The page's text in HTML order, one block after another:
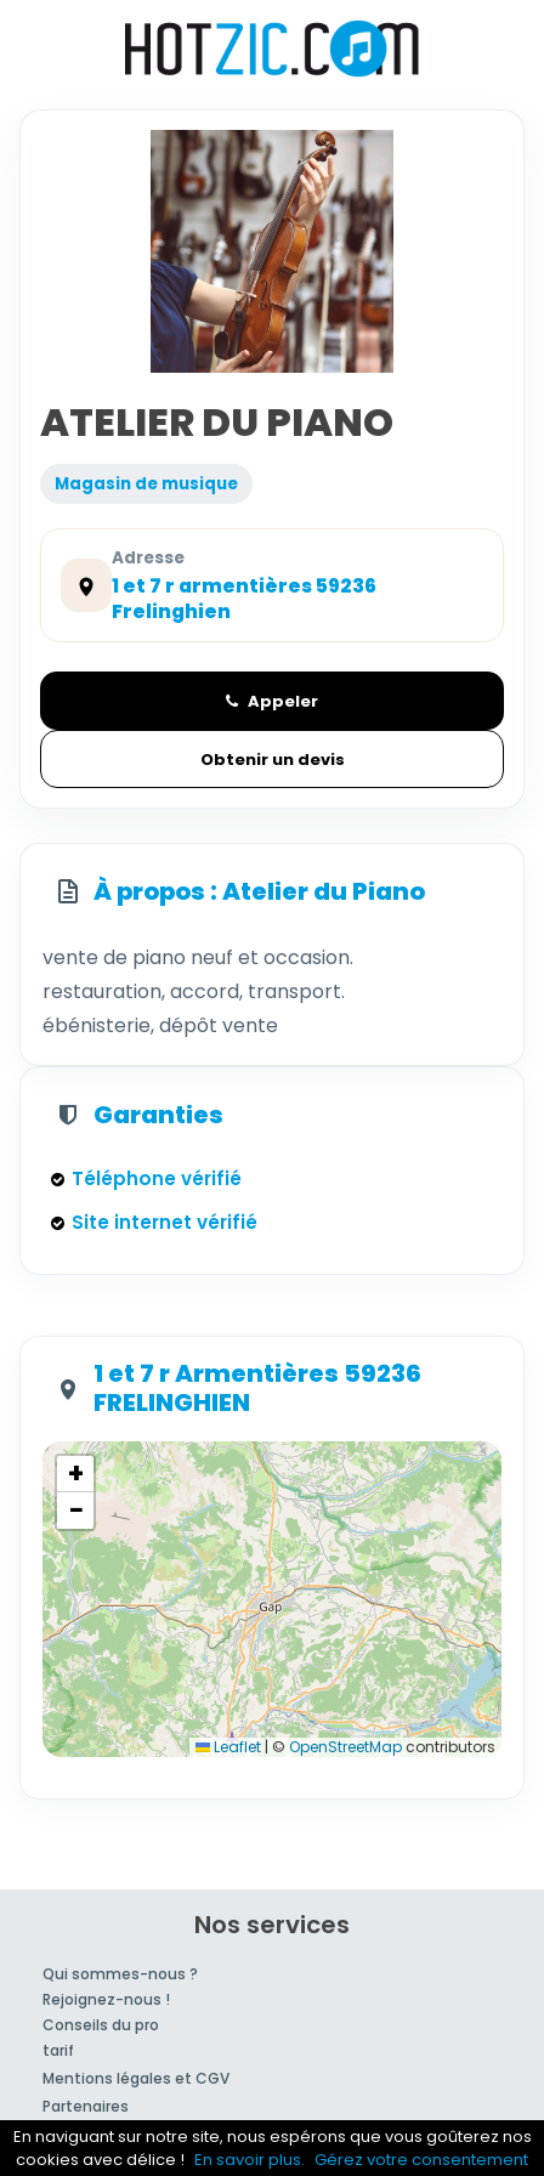
ATELIER DU PIANO
Magasin de musique
Adresse
1 et 7 r armentières 59236
Frelinghien
Appeler
Obtenir un devis
À propos : Atelier du Piano
vente de piano neuf et occasion.
restauration, accord, transport.
ébénisterie, dépôt vente
Garanties
Téléphone vérifié
Site internet vérifié
1 et 7 r Armentières 59236
FRELINGHIEN
+
−
Leaflet | © OpenStreetMapcontributors
Nos services
Qui sommes-nous ?
Rejoignez-nous !
Conseils du pro
tarif
Mentions légales et CGV
Partenaires
© 2007-2026Hotzic
En naviguant sur notre site, nous espérons que vous goûterez nos
cookies avec délice ! En savoir plus. Gérez votre consentement